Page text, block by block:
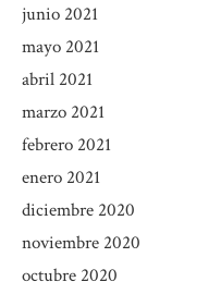
junio 2021
mayo 2021
abril 2021
marzo 2021
febrero 2021
enero 2021
diciembre 2020
noviembre 2020
octubre 2020